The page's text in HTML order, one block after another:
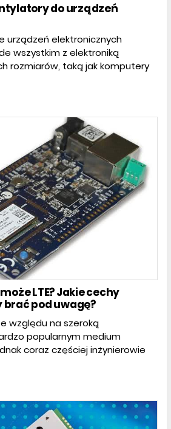
do urządzeń
urządzeń elektronicznych
wszystkim z elektroniką
rozmiarów, taką jak komputery
LTE? Jakie cechy
brać pod uwagę?
względu na szeroką
popularnym medium
coraz częściej inżynierowie